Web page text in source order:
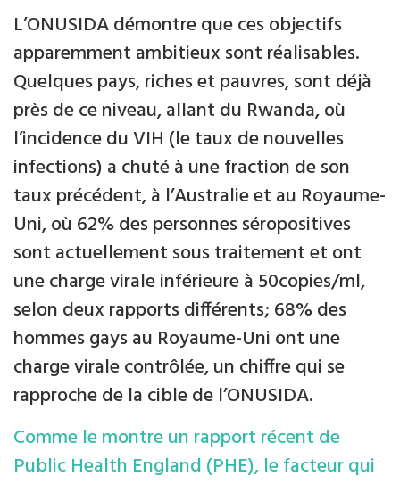
L’ONUSIDA démontre que ces objectifs
apparemment ambitieux sont réalisables.
Quelques pays, riches et pauvres, sont déjà
près de ce niveau, allant du Rwanda, où
l’incidence du VIH (le taux de nouvelles
infections) a chuté à une fraction de son
taux précédent, à l’Australie et au Royaume-
Uni, où 62% des personnes séropositives
sont actuellement sous traitement et ont
une charge virale inférieure à 50copies/ml,
selon deux rapports différents; 68% des
hommes gays au Royaume-Uni ont une
charge virale contrôlée, un chiffre qui se
rapproche de la cible de l’ONUSIDA.
Comme le montre un rapport récent de
Public Health England (PHE), le facteur qui